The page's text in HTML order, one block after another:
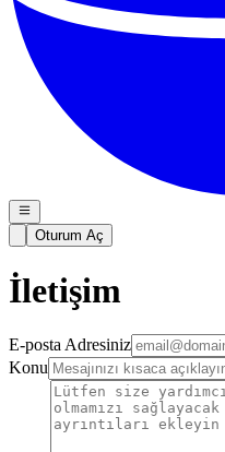
Oturum Aç
İletişim
E-posta Adresiniz
Konu